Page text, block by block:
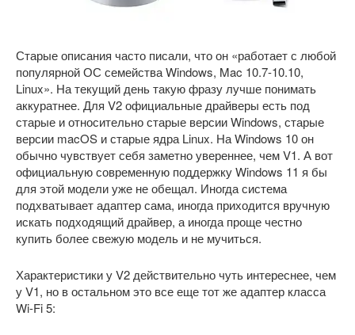
Старые описания часто писали, что он «работает с любой
популярной ОС семейства Windows, Mac 10.7-10.10,
Linux». На текущий день такую фразу лучше понимать
аккуратнее. Для V2 официальные драйверы есть под
старые и относительно старые версии Windows, старые
версии macOS и старые ядра Linux. На Windows 10 он
обычно чувствует себя заметно увереннее, чем V1. А вот
официальную современную поддержку Windows 11 я бы
для этой модели уже не обещал. Иногда система
подхватывает адаптер сама, иногда приходится вручную
искать подходящий драйвер, а иногда проще честно
купить более свежую модель и не мучиться.
Характеристики у V2 действительно чуть интереснее, чем
у V1, но в остальном это все еще тот же адаптер класса
Wi-Fi 5: